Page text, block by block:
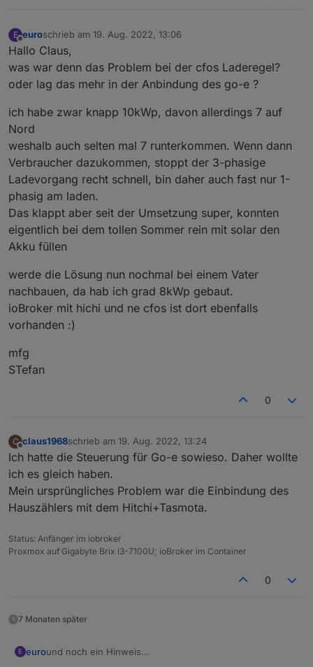
E
Offline
euroschrieb am 19. Aug. 2022, 13:06
zuletzt editiert von
Hallo Claus,
was war denn das Problem bei der cfos Laderegel?
oder lag das mehr in der Anbindung des go-e ?
ich habe zwar knapp 10kWp, davon allerdings 7 auf
Nord
weshalb auch selten mal 7 runterkommen. Wenn dann
Verbraucher dazukommen, stoppt der 3-phasige
Ladevorgang recht schnell, bin daher auch fast nur 1-
phasig am laden.
Das klappt aber seit der Umsetzung super, konnten
eigentlich bei dem tollen Sommer rein mit solar den
Akku füllen
werde die Lösung nun nochmal bei einem Vater
nachbauen, da hab ich grad 8kWp gebaut.
ioBroker mit hichi und ne cfos ist dort ebenfalls
vorhanden :)
mfg
STefan
0
C
Offline
claus1968schrieb am 19. Aug. 2022, 13:24
zuletzt editiert von
Ich hatte die Steuerung für Go-e sowieso. Daher wollte
ich es gleich haben.
Mein ursprüngliches Problem war die Einbindung des
Hauszählers mit dem Hitchi+Tasmota.
Status: Anfänger im iobroker
Proxmox auf Gigabyte Brix i3-7100U; ioBroker im Container
0
7 Monaten später
E euround noch ein Hinweis